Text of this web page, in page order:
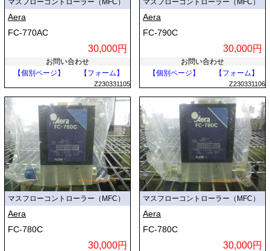
マスフローコントローラー（MFC）
Aera
FC-770AC
30,000円
お問い合わせ
【個別ページ】
【フォーム】
Z230331105
マスフローコントローラー（MFC）
Aera
FC-790C
30,000円
お問い合わせ
【個別ページ】
【フォーム】
Z230331106
マスフローコントローラー（MFC）
Aera
FC-780C
30,000円
マスフローコントローラー（MFC）
Aera
FC-780C
30,000円